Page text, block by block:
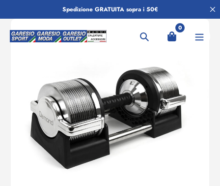
al
contenuto
Spedizione GRATUITA sopra i 50€
Ricerca
0